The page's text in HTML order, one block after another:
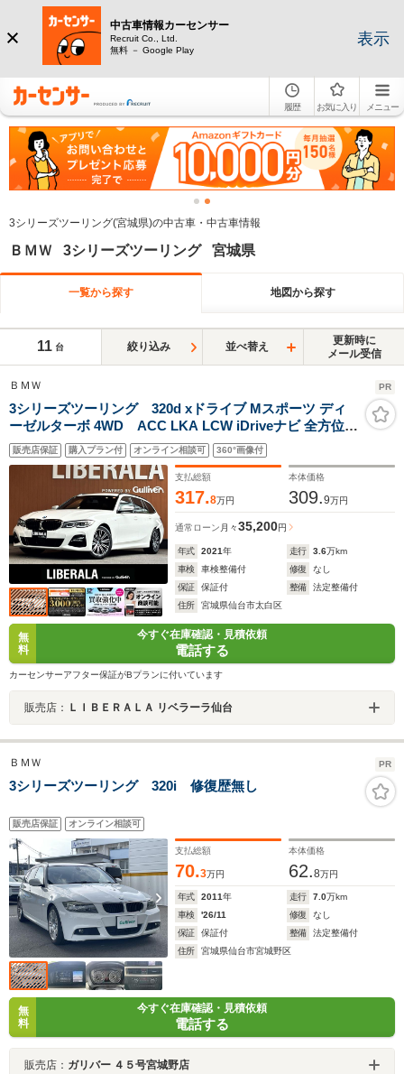
中古車情報カーセンサー
Recruit Co., Ltd.
無料 － Google Play
表示
履歴 お気に入り メニュー
3シリーズツーリング(宮城県)の中古車・中古車情報
ＢＭＷ 3シリーズツーリング 宮城県
一覧から探す 地図から探す
11 台 絞り込み 並べ替え
更新時に
メール受信
ＢＭＷ PR
3シリーズツーリング 320d xドライブ Mスポーツ ディ
ーゼルターボ 4WD ACC LKA LCW iDriveナビ 全方位カ
メラ ハーフレザー シートヒーター パワーシート LEDヘ
ッドライト オートマチックハイビーム 18インチAW コン
フォートアクセス パワーバックドア ステアリングスイッ
チ パドルシフト
販売店保証 購入プラン付 オンライン相談可 360°画像付
支払総額
317.8万円
本体価格
309.9万円
通常ローン 月々35,200円
年式 2021年 走行 3.6万km
車検
車検整備付 修復
なし
保証
保証付 整備
法定整備付
住所
宮城県仙台市太白区
無
料
今すぐ在庫確認・見積依頼
電話する
カーセンサーアフター保証がBプランに付いています
販売店： ＬＩＢＥＲＡＬＡ リベラーラ仙台
ＢＭＷ PR
3シリーズツーリング 320i 修復歴無し
販売店保証 オンライン相談可
支払総額
70.3万円
本体価格
62.8万円
年式 2011年 走行 7.0万km
車検
'26/11 修復
なし
保証
保証付 整備
法定整備付
住所
宮城県仙台市宮城野区
無
料
今すぐ在庫確認・見積依頼
電話する
販売店： ガリバー ４５号宮城野店